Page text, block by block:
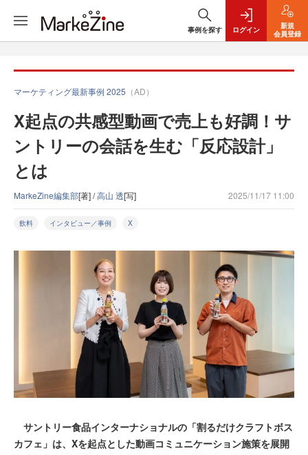
事例を探す ログイン
新規
会員登録
マーケティング最新事例 2025 （AD）
X起点の共感型動画で売上も好調！サ
ントリーの会話を生む「反応設計」
とは
MarkeZine編集部[著] /高山 透[写] 2025/11/17 11:00
飲料 インタビュー／事例 X
サントリー食品インターナショナルの「割るだけクラフトボス
カフェ」は、Xを起点とした動画コミュニケーション施策を展開